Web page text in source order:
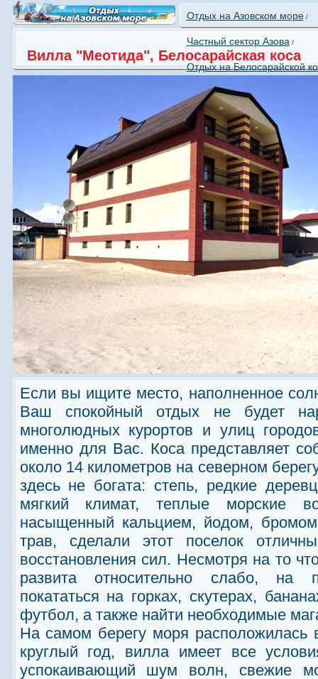
Отдых на Азовском море/
Частный сектор Азова /
Отдых на Белосарайской
Вилла "Меотида", Белосарайская коса
Если вы ищите место, наполненное
Ваш спокойный отдых не будет
многолюдных курортов и улиц
именно для Вас. Коса представляет
около 14 километров на северном
здесь не богата: степь, редкие
мягкий климат, теплые морские
насыщенный кальцием, йодом,
трав, сделали этот поселок
восстановления сил. Несмотря на то
развита относительно слабо, на
покататься на горках, скутерах,
футбол, а также найти необходимые
На самом берегу моря расположилась
круглый год, вилла имеет все
успокаивающий шум волн, свежие